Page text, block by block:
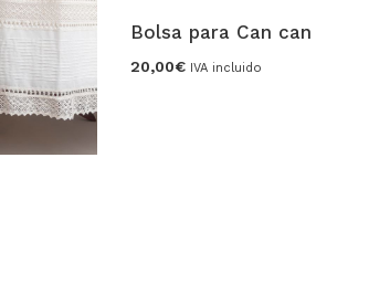
Bolsa para Can can
20,00€ IVA incluido